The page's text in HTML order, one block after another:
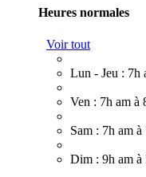
Heures normales
Voir tout
Lun - Jeu : 7h
Ven : 7h am à
Sam : 7h am à
Dim : 9h am à